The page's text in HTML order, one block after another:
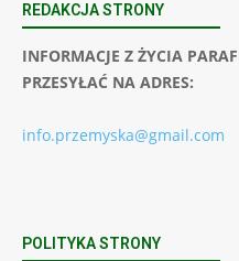
REDAKCJA STRONY
INFORMACJE Z ŻYCIA
PRZESYŁAĆ NA ADRES:
info.przemyska@gmail.com
POLITYKA STRONY